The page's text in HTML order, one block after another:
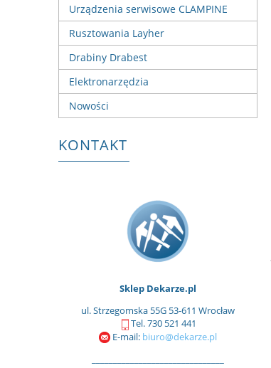
Urządzenia serwisowe CLAMPINE
Rusztowania Layher
Drabiny Drabest
Elektronarzędzia
Nowości
KONTAKT
Sklep Dekarze.pl
ul. Strzegomska 55G 53-611 Wrocław
Tel. 730 521 441
E-mail: biuro@dekarze.pl